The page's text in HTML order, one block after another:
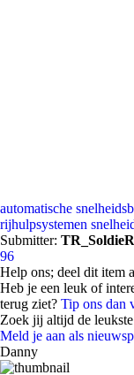
automatische
rijhulpsystemen
Submitter: TR_SoldieR
96
Help ons; deel dit item
Heb je een leuk of
terug ziet? Tip ons dan
Zoek jij altijd de
Meld je aan als
Danny